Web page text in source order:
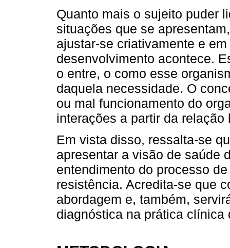
Quanto mais o sujeito puder
situações que se
ajustar-se criativamente e
desenvolvimento acontece.
o entre, o como esse
daquela necessidade. O
ou mal funcionamento do
interações a partir da relação
Em vista disso, ressalta-se
apresentar a visão de saúde
entendimento do processo
resistência. Acredita-se que
abordagem e, também,
diagnóstica na prática clínica